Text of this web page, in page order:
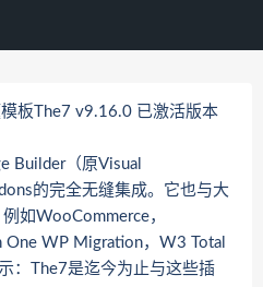
板The7 v9.16.0 已激活版本
Builder（原Visual
的完全无缝集成。它也与大
如WooCommerce，
One WP Migration，W3 Total
：The7是迄今为止与这些插